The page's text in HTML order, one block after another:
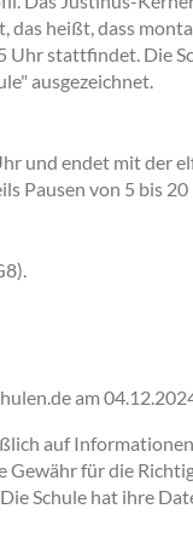
heißt, dass
stattfindet. Die
ausgezeichnet.
und endet mit der
Pausen von 5 bis
am
auf
für die
Schule hat ihre